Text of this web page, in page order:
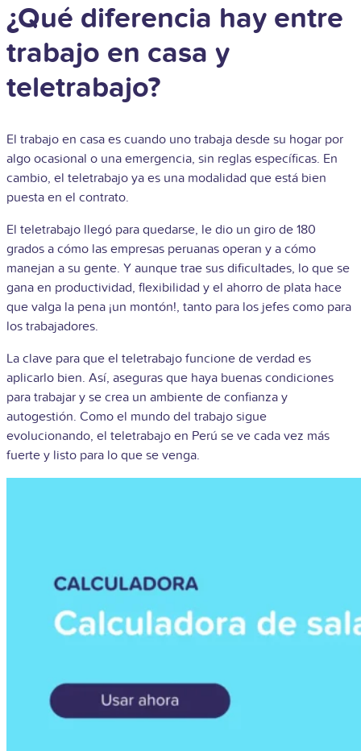
¿Qué diferencia hay entre
trabajo en casa y
teletrabajo?
El trabajo en casa es cuando uno trabaja desde su hogar por
algo ocasional o una emergencia, sin reglas específicas. En
cambio, el teletrabajo ya es una modalidad que está bien
puesta en el contrato.
El teletrabajo llegó para quedarse, le dio un giro de 180
grados a cómo las empresas peruanas operan y a cómo
manejan a su gente. Y aunque trae sus dificultades, lo que se
gana en productividad, flexibilidad y el ahorro de plata hace
que valga la pena ¡un montón!, tanto para los jefes como para
los trabajadores.
La clave para que el teletrabajo funcione de verdad es
aplicarlo bien. Así, aseguras que haya buenas condiciones
para trabajar y se crea un ambiente de confianza y
autogestión. Como el mundo del trabajo sigue
evolucionando, el teletrabajo en Perú se ve cada vez más
fuerte y listo para lo que se venga.